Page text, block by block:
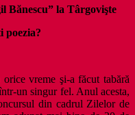
Bănescu” la Târgovişte
poezia?
vreme şi-a făcut tabără
un singur fel. Anul acesta,
din cadrul Zilelor de